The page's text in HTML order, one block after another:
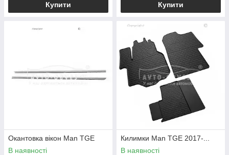
Купити Купити
Окантовка вікон Man TGE
В наявності
Килимки Man TGE 2017-...
В наявності